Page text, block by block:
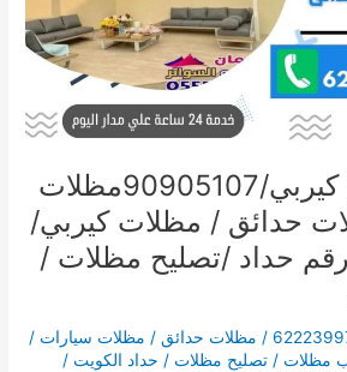
حداد مظلات / كيربي/90905107مظلات
حدائق / مظلات كيربي/
حداد /تصليح مظلات /
حداد مظلات بالكويت / 62223997 / مظلات حدائق / مظلات سيارات /
مظلات / تصليح مظلات / حداد الكويت /